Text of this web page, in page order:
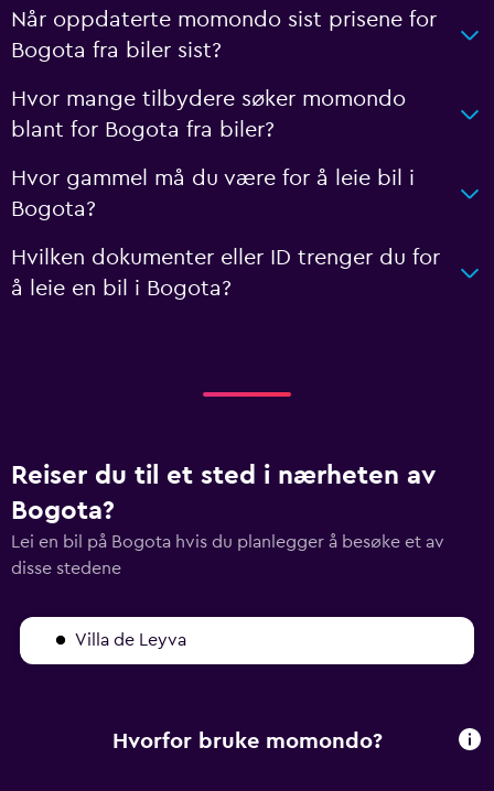
Når oppdaterte momondo sist prisene for
Bogota fra biler sist?
Hvor mange tilbydere søker momondo
blant for Bogota fra biler?
Hvor gammel må du være for å leie bil i
Bogota?
Hvilken dokumenter eller ID trenger du for
å leie en bil i Bogota?
Reiser du til et sted i nærheten av
Bogota?
Lei en bil på Bogota hvis du planlegger å besøke et av
disse stedene
Villa de Leyva
Hvorfor bruke momondo?